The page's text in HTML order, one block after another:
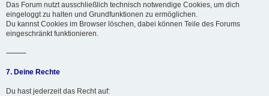
Das Forum nutzt ausschließlich technisch notwendige Cookies, um dich
eingeloggt zu halten und Grundfunktionen zu ermöglichen.
Du kannst Cookies im Browser löschen, dabei können Teile des Forums
eingeschränkt funktionieren.
⸻
7. Deine Rechte
Du hast jederzeit das Recht auf: